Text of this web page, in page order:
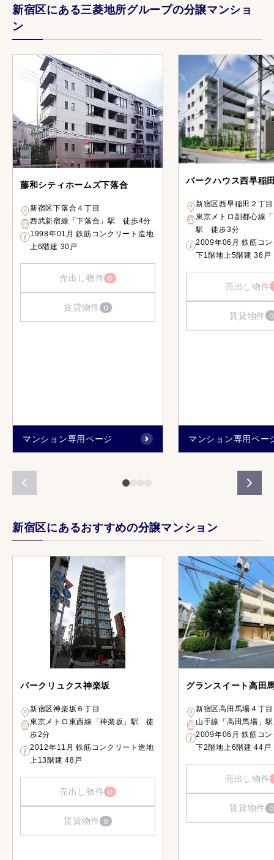
新宿区にある三菱地所グループの分譲マンショ
ン
藤和シティホームズ下落合
新宿区下落合４丁目
西武新宿線「下落合」駅 徒歩4分
1998年01月 鉄筋コンクリート造地
上6階建 30戸
売出し物件 0
賃貸物件 0
マンション専用ページ
パークハウス西早稲
新宿区西早稲田２丁目
東京メトロ副都心線
駅 徒歩3分
2009年06月 鉄筋コ
下1階地上5階建 36戸
売出し物件
賃貸物件 0
マンション専用ペー
新宿区にあるおすすめの分譲マンション
パークリュクス神楽坂
新宿区神楽坂６丁目
東京メトロ東西線「神楽坂」駅 徒
歩2分
2012年11月 鉄筋コンクリート造地
上13階建 48戸
売出し物件 0
賃貸物件 0
グランスイート高田
新宿区高田馬場４丁目
山手線「高田馬場」
2009年06月 鉄筋コ
下2階地上6階建 44戸
売出し物件
賃貸物件 0